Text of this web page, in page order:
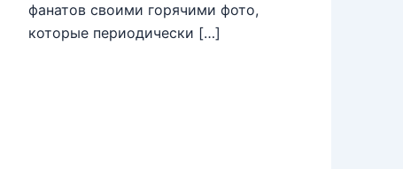
фанатов своими горячими фото,
которые периодически […]